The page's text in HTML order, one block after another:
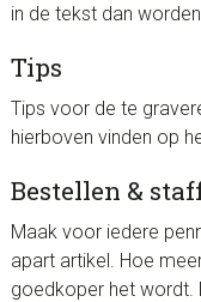
in de tekst dan
Tips
Tips voor de te
hierboven vinden op
Bestellen &
Maak voor iedere
apart artikel. Hoe
goedkoper het wordt.